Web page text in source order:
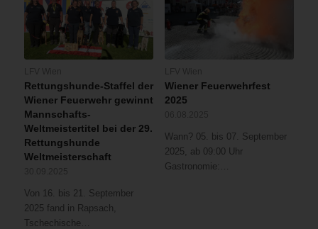
Rettungshunde-Staffel der
Wiener Feuerwehr gewinnt
Mannschafts-
Weltmeistertitel bei der 29.
Rettungshunde
Weltmeisterschaft
Von 16. bis 21. September
2025 fand in Rapsach,
Tschechische…
Wiener Feuerwehrfest
2025
Wann? 05. bis 07. September
2025, ab 09:00 Uhr
Gastronomie:…